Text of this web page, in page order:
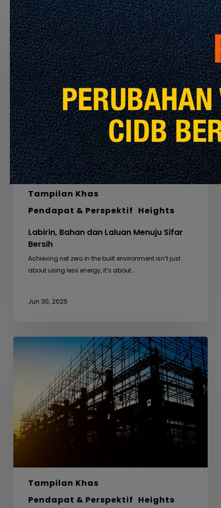
Recommended For You
Pandangan Global
Tampilan Khas
Pendapat & Perspektif Heights
Labirin,
Bahan
dan
Laluan
Menuju
Sifar
Bersih
Labirin, Bahan dan Laluan Menuju Sifar
Bersih
Achieving net zero in the built environment isn’t just
about using less energy, it’s about…
Jun 30, 2025
Tampilan Khas
Pendapat & Perspektif Heights
Dari
Bina
–
Belajar
daripada
Reka
Bentuk